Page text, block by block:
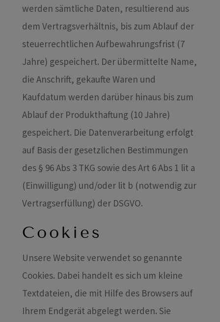
werden sämtliche Daten, resultierend aus
dem Vertragsverhältnis, bis zum Ablauf der
steuerrechtlichen Aufbewahrungsfrist (7
Jahre) gespeichert. Der übermittelte Name,
die Anschrift, gekaufte Waren und
Kaufdatum werden darüber hinaus bis zum
Ablauf der Produkthaftung (10 Jahre)
gespeichert. Die Datenverarbeitung erfolgt
auf Basis der gesetzlichen Bestimmungen
des § 96 Abs 3 TKG sowie des Art 6 Abs 1 lit a
(Einwilligung) und/oder lit b (notwendig zur
Vertragserfüllung) der DSGVO.
Cookies
Unsere Website verwendet so genannte
Cookies. Dabei handelt es sich um kleine
Textdateien, die mit Hilfe des Browsers auf
Ihrem Endgerät abgelegt werden. Sie